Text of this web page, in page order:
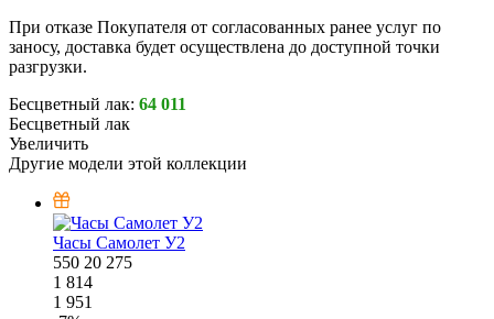
При отказе Покупателя от согласованных ранее услуг по
заносу, доставка будет осуществлена до доступной точки
разгрузки.
Бесцветный лак: 64 011
Бесцветный лак
Увеличить
Другие модели этой коллекции
Часы Самолет У2
550 20 275
1 814
1 951